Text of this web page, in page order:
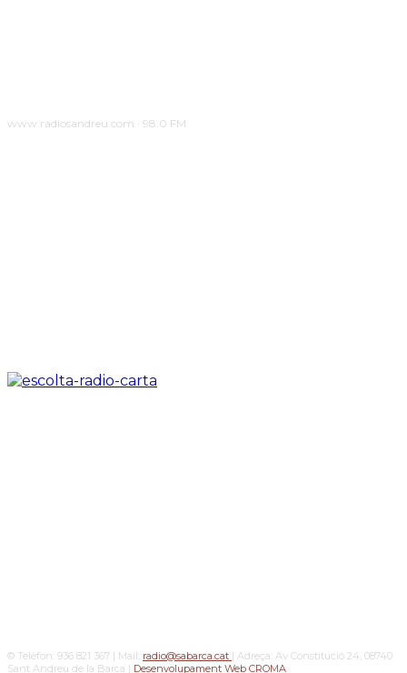
www.radiosandreu.com · 98.0 FM
© Telèfon: 936 821 367 | Mail: radio@sabarca.cat | Adreça: Av Constitució 24, 08740
Sant Andreu de la Barca | Desenvolupament Web CROMA